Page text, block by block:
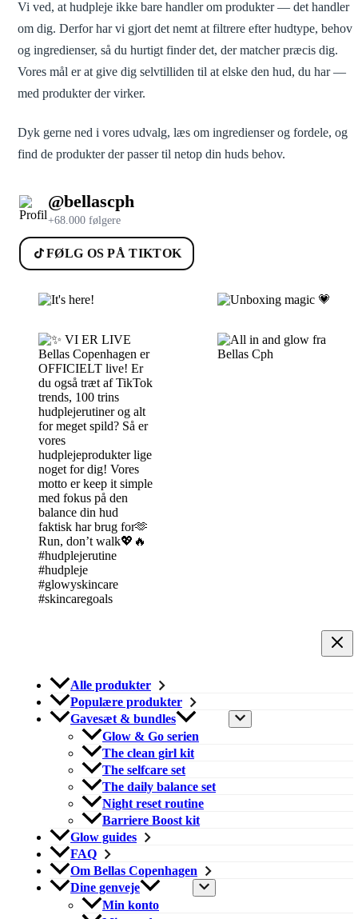
Vi ved, at hudpleje ikke bare handler om produkter — det handler
om dig. Derfor har vi gjort det nemt at filtrere efter hudtype, behov
og ingredienser, så du hurtigt finder det, der matcher præcis dig.
Vores mål er at give dig selvtilliden til at elske den hud, du har —
med produkter der virker.
Dyk gerne ned i vores udvalg, læs om ingredienser og fordele, og
find de produkter der passer til netop din huds behov.
@bellascph
+68.000 følgere
FØLG OS PÅ TIKTOK
Alle produkter
Populære produkter
Gavesæt & bundles
Glow & Go serien
The clean girl kit
The selfcare set
The daily balance set
Night reset routine
Barriere Boost kit
Glow guides
FAQ
Om Bellas Copenhagen
Dine genveje
Min konto